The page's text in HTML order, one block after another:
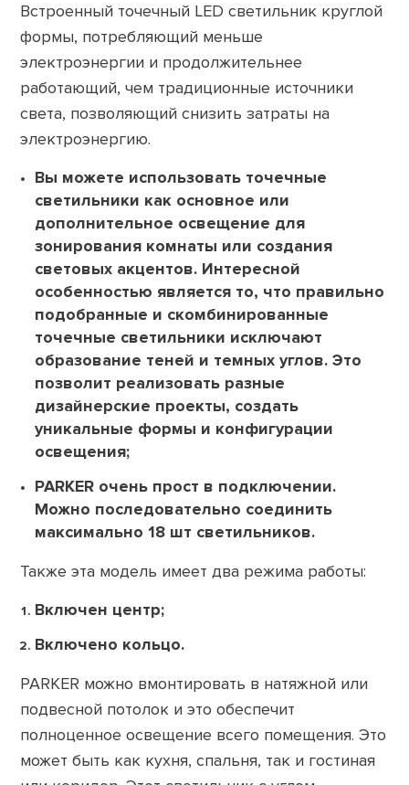
Встроенный точечный LED светильник круглой
формы, потребляющий меньше
электроэнергии и продолжительнее
работающий, чем традиционные источники
света, позволяющий снизить затраты на
электроэнергию.
Вы можете использовать точечные
светильники как основное или
дополнительное освещение для
зонирования комнаты или создания
световых акцентов. Интересной
особенностью является то, что правильно
подобранные и скомбинированные
точечные светильники исключают
образование теней и темных углов. Это
позволит реализовать разные
дизайнерские проекты, создать
уникальные формы и конфигурации
освещения;
PARKER очень прост в подключении.
Можно последовательно соединить
максимально 18 шт светильников.
Также эта модель имеет два режима работы:
Включен центр;
Включено кольцо.
PARKER можно вмонтировать в натяжной или
подвесной потолок и это обеспечит
полноценное освещение всего помещения. Это
может быть как кухня, спальня, так и гостиная